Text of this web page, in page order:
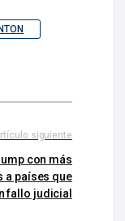
siguiente
con más
a países que
fallo judicial